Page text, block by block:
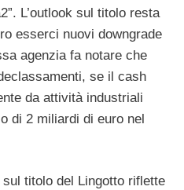
L’outlook sul titolo resta
esserci nuovi downgrade
agenzia fa notare che
se il cash
da attività industriali
di 2 miliardi di euro nel
sul titolo del Lingotto riflette